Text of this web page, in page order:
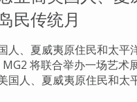
民传统月
人、夏威夷原住民和太平
将联合举办一场艺术
国人、夏威夷原住民和太